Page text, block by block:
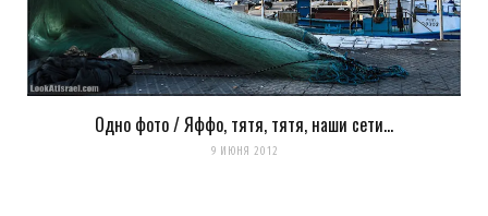
Одно фото / Яффо, тятя, тятя, наши сети…
9 ИЮНЯ 2012